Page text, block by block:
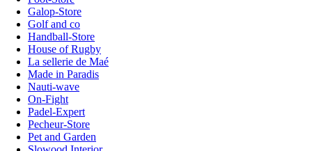
Galop-Store
Golf and co
Handball-Store
House of Rugby
La sellerie de Maé
Made in Paradis
Nauti-wave
On-Fight
Padel-Expert
Pecheur-Store
Pet and Garden